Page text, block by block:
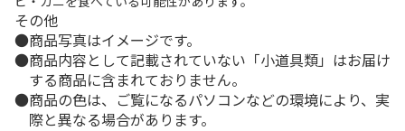
その他
商品写真はイメージです。
商品内容として記載されていない「小道具類」はお届け
する商品に含まれておりません。
商品の色は、ご覧になるパソコンなどの環境により、実
際と異なる場合があります。